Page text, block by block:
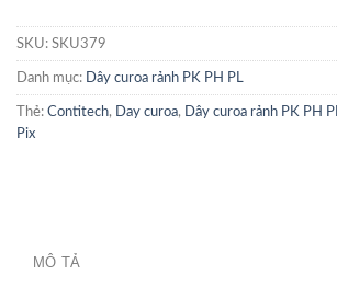
SKU: SKU379
Danh mục: Dây curoa rảnh PK PH PL
Thẻ: Contitech, Day curoa, Dây curoa rảnh PK PH PL
Pix
MÔ TẢ